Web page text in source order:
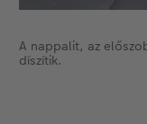
A nappalit, az
díszítik.